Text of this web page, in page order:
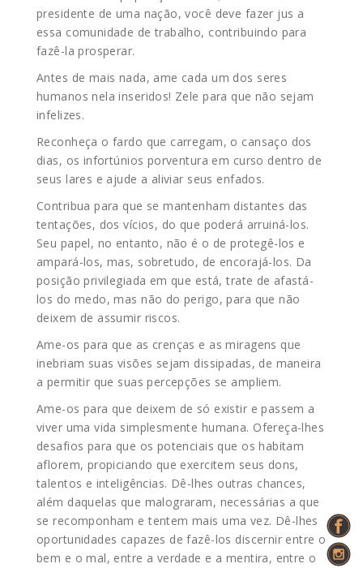
presidente de uma nação, você deve fazer jus a
essa comunidade de trabalho, contribuindo para
fazê-la prosperar.
Antes de mais nada, ame cada um dos seres
humanos nela inseridos! Zele para que não sejam
infelizes.
Reconheça o fardo que carregam, o cansaço dos
dias, os infortúnios porventura em curso dentro de
seus lares e ajude a aliviar seus enfados.
Contribua para que se mantenham distantes das
tentações, dos vícios, do que poderá arruiná-los.
Seu papel, no entanto, não é o de protegê-los e
ampará-los, mas, sobretudo, de encorajá-los. Da
posição privilegiada em que está, trate de afastá-
los do medo, mas não do perigo, para que não
deixem de assumir riscos.
Ame-os para que as crenças e as miragens que
inebriam suas visões sejam dissipadas, de maneira
a permitir que suas percepções se ampliem.
Ame-os para que deixem de só existir e passem a
viver uma vida simplesmente humana. Ofereça-lhes
desafios para que os potenciais que os habitam
aflorem, propiciando que exercitem seus dons,
talentos e inteligências. Dê-lhes outras chances,
além daquelas que malograram, necessárias a que
se recomponham e tentem mais uma vez. Dê-lhes
oportunidades capazes de fazê-los discernir entre o
bem e o mal, entre a verdade e a mentira, entre o